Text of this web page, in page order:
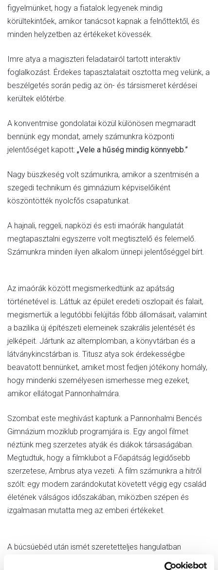
figyelmünket, hogy a fiatalok legyenek mindig
körültekintőek, amikor tanácsot kapnak a felnőttektől, és
minden helyzetben az értékeket kövessék.
Imre atya a magiszteri feladatairól tartott interaktív
foglalkozást. Érdekes tapasztalatait osztotta meg velünk, a
beszélgetés során pedig az ön- és társismeret kérdései
kerültek előtérbe.
A konventmise gondolatai közül különösen megmaradt
bennünk egy mondat, amely számunkra központi
jelentőséget kapott: „Vele a hűség mindig könnyebb.”
Nagy büszkeség volt számunkra, amikor a szentmisén a
szegedi technikum és gimnázium képviselőiként
köszöntötték nyolcfős csapatunkat.
A hajnali, reggeli, napközi és esti imaórák hangulatát
megtapasztalni egyszerre volt megtisztelő és felemelő.
Számunkra minden ilyen alkalom ünnepi jelentőséggel bírt.
Az imaórák között megismerkedtünk az apátság
történetével is. Láttuk az épület eredeti oszlopait és falait,
megismertük a legutóbbi felújítás főbb állomásait, valamint
a bazilika új építészeti elemeinek szakrális jelentését és
jelképeit. Jártunk az altemplomban, a könyvtárban és a
látványkincstárban is. Titusz atya sok érdekességbe
beavatott bennünket, amiket most fedjen jótékony homály,
hogy mindenki személyesen ismerhesse meg ezeket,
amikor ellátogat Pannonhalmára.
Szombat este meghívást kaptunk a Pannonhalmi Bencés
Gimnázium moziklub programjára is. Egy angol filmet
néztünk meg szerzetes atyák és diákok társaságában.
Megtudtuk, hogy a filmklubot a Főapátság legidősebb
szerzetese, Ambrus atya vezeti. A film számunkra a hitről
szólt: egy modern zarándokutat követett végig egy család
életének válságos időszakában, miközben szépen és
izgalmasan mutatta meg az emberi értékeket.
A búcsúebéd után ismét szeretetteljes hangulatban
beszélgettünk a szerzetes atyákkal. Bölcsességgel és